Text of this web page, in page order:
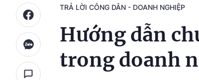
TRẢ LỜI CÔNG DÂN - DOANH NGHIỆP
Hướng dẫn
trong doanh